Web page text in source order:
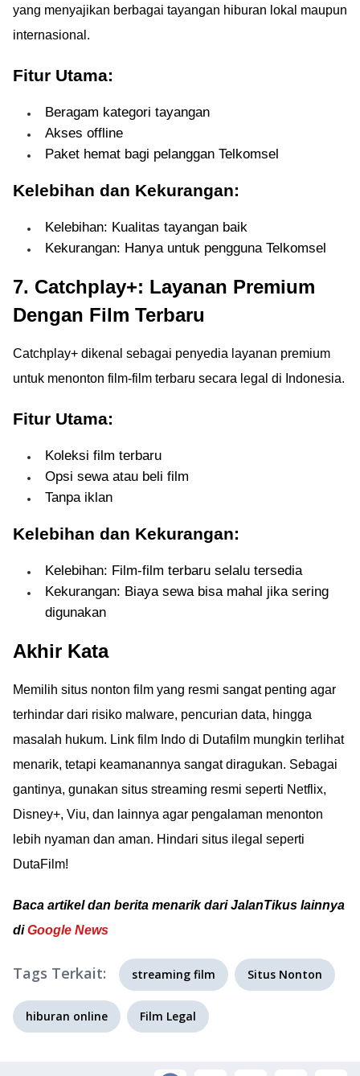
yang menyajikan berbagai tayangan hiburan lokal maupun
internasional.
Fitur Utama:
Beragam kategori tayangan
Akses offline
Paket hemat bagi pelanggan Telkomsel
Kelebihan dan Kekurangan:
Kelebihan: Kualitas tayangan baik
Kekurangan: Hanya untuk pengguna Telkomsel
7. Catchplay+: Layanan Premium
Dengan Film Terbaru
Catchplay+ dikenal sebagai penyedia layanan premium
untuk menonton film-film terbaru secara legal di Indonesia.
Fitur Utama:
Koleksi film terbaru
Opsi sewa atau beli film
Tanpa iklan
Kelebihan dan Kekurangan:
Kelebihan: Film-film terbaru selalu tersedia
Kekurangan: Biaya sewa bisa mahal jika sering
digunakan
Akhir Kata
Memilih situs nonton film yang resmi sangat penting agar
terhindar dari risiko malware, pencurian data, hingga
masalah hukum. Link film Indo di Dutafilm mungkin terlihat
menarik, tetapi keamanannya sangat diragukan. Sebagai
gantinya, gunakan situs streaming resmi seperti Netflix,
Disney+, Viu, dan lainnya agar pengalaman menonton
lebih nyaman dan aman. Hindari situs ilegal seperti
DutaFilm!
Baca artikel dan berita menarik dari JalanTikus lainnya
diGoogle News
Tags Terkait: streaming film Situs Nonton
hiburan online Film Legal